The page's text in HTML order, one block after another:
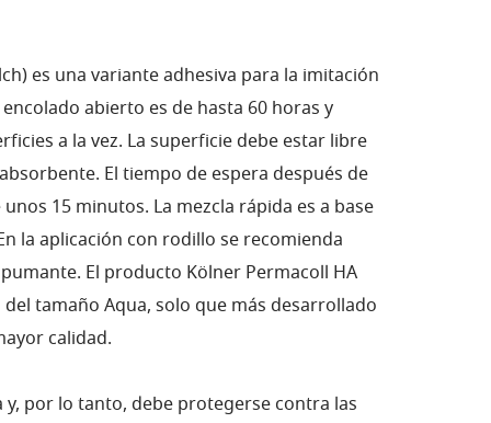
es una variante adhesiva para la imitación
abierto es de hasta 60 horas y
a la vez. La superficie debe estar libre
El tiempo de espera después de
15 minutos. La mezcla rápida es a base
la aplicación con rodillo se recomienda
El producto Kölner Permacoll HA
tamaño Aqua, solo que más desarrollado
calidad.
y, por lo tanto, debe protegerse contra las